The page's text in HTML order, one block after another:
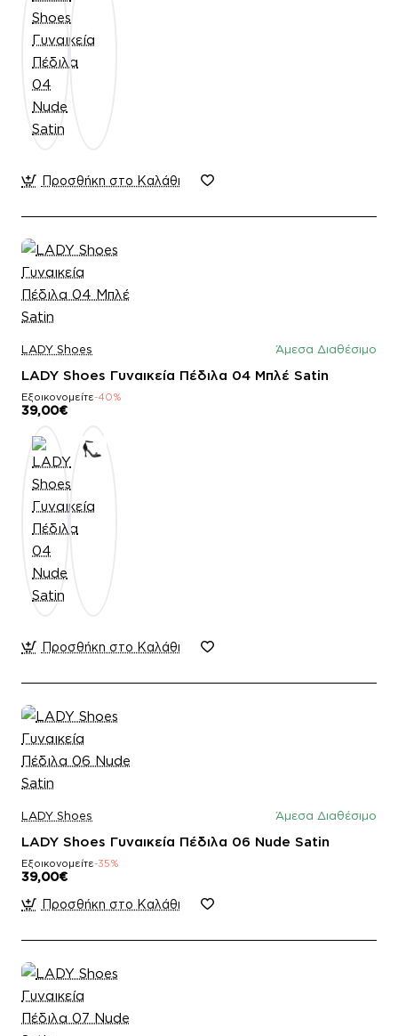
Προσθήκη στο Καλάθι
LADY Shoes Άμεσα Διαθέσιμο
LADY Shoes Γυναικεία Πέδιλα 04 Μπλέ Satin
Εξοικονομείτε-40%
39,00€
Προσθήκη στο Καλάθι
LADY Shoes Άμεσα Διαθέσιμο
LADY Shoes Γυναικεία Πέδιλα 06 Nude Satin
Εξοικονομείτε-35%
39,00€
Προσθήκη στο Καλάθι